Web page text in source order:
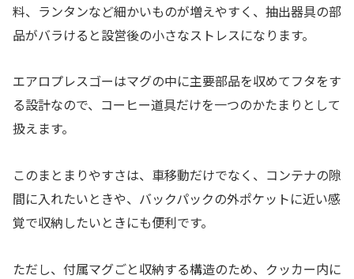
料、ランタンなど細かいものが増えやすく、抽出器具の部
品がバラけると設営後の小さなストレスになります。
エアロプレスゴーはマグの中に主要部品を収めてフタをす
る設計なので、コーヒー道具だけを一つのかたまりとして
扱えます。
このまとまりやすさは、車移動だけでなく、コンテナの隙
間に入れたいときや、バックパックの外ポケットに近い感
覚で収納したいときにも便利です。
ただし、付属マグごと収納する構造のため、クッカー内に